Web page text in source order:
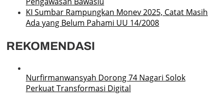
KI Sumbar Rampungkan Monev 2025, Catat Masih
Ada yang Belum Pahami UU 14/2008
REKOMENDASI
Nurfirmanwansyah Dorong 74 Nagari Solok
Perkuat Transformasi Digital